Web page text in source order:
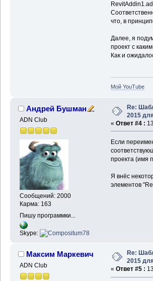
что, в
Далее, я
проект с
Как и
Мой YouTube
Андрей Бушман
ADN Club
Сообщений: 2000
Карма: 163
Пишу программки...
Skype:
Re:
2015
« Ответ #4 :
Если
проекта (имя
Я внёс
элементов
Максим Маркевич
ADN Club
Re:
2015
« Ответ #5 :